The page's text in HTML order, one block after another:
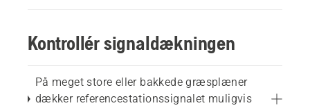
Kontrollér signaldækningen
På meget store eller bakkede græsplæner
dækker referencestationssignalet muligvis